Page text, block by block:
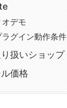
デモ
グイン動作条件
扱いショップ
価格